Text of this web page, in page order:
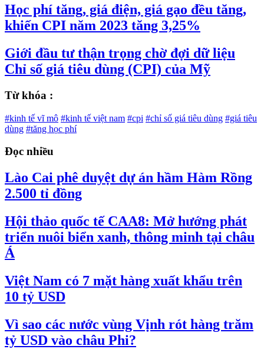
Học phí tăng, giá điện, giá gạo đều tăng,
khiến CPI năm 2023 tăng 3,25%
Giới đầu tư thận trọng chờ đợi dữ liệu
Chỉ số giá tiêu dùng (CPI) của Mỹ
Từ khóa :
#kinh tế vĩ mô #kinh tế việt nam #cpi #chỉ số giá tiêu dùng #giá tiêu
dùng #tăng học phí
Đọc nhiều
Lào Cai phê duyệt dự án hầm Hàm Rồng
2.500 tỉ đồng
Hội thảo quốc tế CAA8: Mở hướng phát
triển nuôi biển xanh, thông minh tại châu
Á
Việt Nam có 7 mặt hàng xuất khẩu trên
10 tỷ USD
Vì sao các nước vùng Vịnh rót hàng trăm
tỷ USD vào châu Phi?